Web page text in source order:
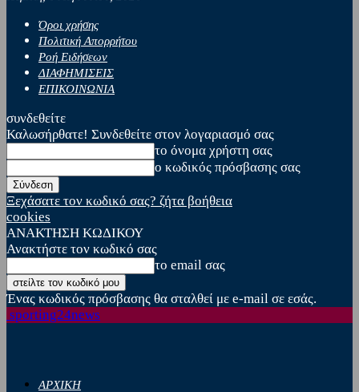
Όροι χρήσης
Πολιτική Απορρήτου
Ροή Ειδήσεων
ΔΙΑΦΗΜΙΣΕΙΣ
ΕΠΙΚΟΙΝΩΝΙΑ
συνδεθείτε
Καλωσήρθατε! Συνδεθείτε στον λογαριασμό σας
το όνομα χρήστη σας
ο κωδικός πρόσβασης σας
Ξεχάσατε τον κωδικό σας? ζήτα βοήθεια
cookies
ΑΝΑΚΤΗΣΗ ΚΩΔΙΚΟΥ
Ανακτήστε τον κωδικό σας
το email σας
Ένας κωδικός πρόσβασης θα σταλθεί με e-mail σε εσάς.
sporting24news
ΑΡΧΙΚΗ